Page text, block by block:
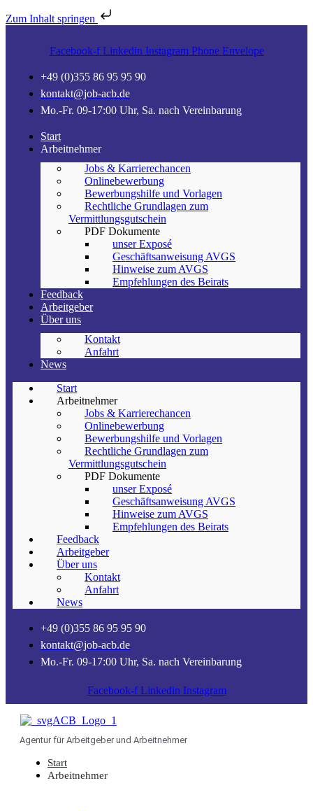
Zum Inhalt springen
Facebook-f Linkedin Instagram Phone Envelope
+49 (0)355 86 95 95 90
kontakt@job-acb.de
Mo.-Fr. 09-17:00 Uhr, Sa. nach Vereinbarung
Start
Arbeitnehmer
Jobs & Karrierechancen
Onlinebewerbung
Bewerbungshilfe und Vorlagen
Rechtliche Grundlagen zum
Vermittlungsgutschein
PDF Dokumente
unser Exposé
Geschäftsanweisung AVGS
Hinweise zum AVGS
Empfehlungen des Beirats
Feedback
Arbeitgeber
Über uns
Kontakt
Anfahrt
News
Start
Arbeitnehmer
Jobs & Karrierechancen
Onlinebewerbung
Bewerbungshilfe und Vorlagen
Rechtliche Grundlagen zum
Vermittlungsgutschein
PDF Dokumente
unser Exposé
Geschäftsanweisung AVGS
Hinweise zum AVGS
Empfehlungen des Beirats
Feedback
Arbeitgeber
Über uns
Kontakt
Anfahrt
News
+49 (0)355 86 95 95 90
kontakt@job-acb.de
Mo.-Fr. 09-17:00 Uhr, Sa. nach Vereinbarung
Facebook-f Linkedin Instagram
Agentur für Arbeitgeber und Arbeitnehmer
Start
Arbeitnehmer